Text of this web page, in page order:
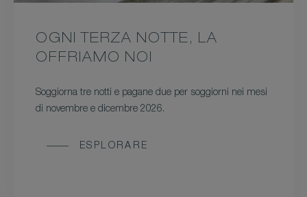
OGNI TERZA NOTTE, LA
OFFRIAMO NOI
Soggiorna tre notti e pagane due per soggiorni nei mesi
di novembre e dicembre 2026.
ESPLORARE